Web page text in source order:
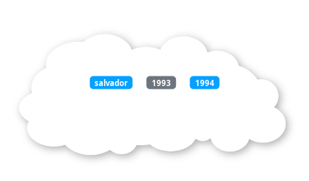
salvador 1993 1994